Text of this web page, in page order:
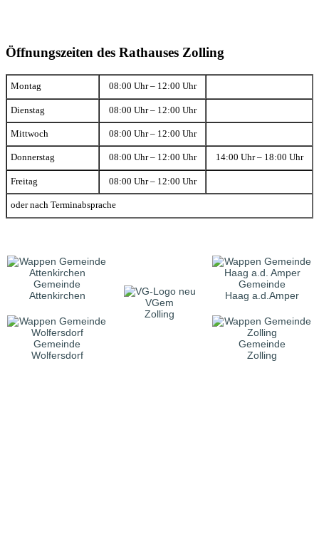
Öffnungszeiten des Rathauses Zolling
Montag 08:00 Uhr – 12:00 Uhr
Dienstag 08:00 Uhr – 12:00 Uhr
Mittwoch 08:00 Uhr – 12:00 Uhr
Donnerstag 08:00 Uhr – 12:00 Uhr 14:00 Uhr – 18:00 Uhr
Freitag 08:00 Uhr – 12:00 Uhr
oder nach Terminabsprache
Gemeinde
Attenkirchen
VGem
Zolling
Gemeinde
Haag a.d.Amper
Gemeinde
Wolfersdorf
Gemeinde
Zolling